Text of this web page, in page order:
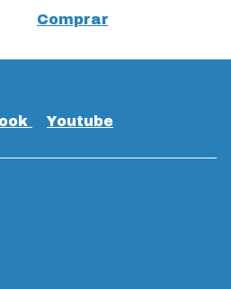
Comprar
Youtube